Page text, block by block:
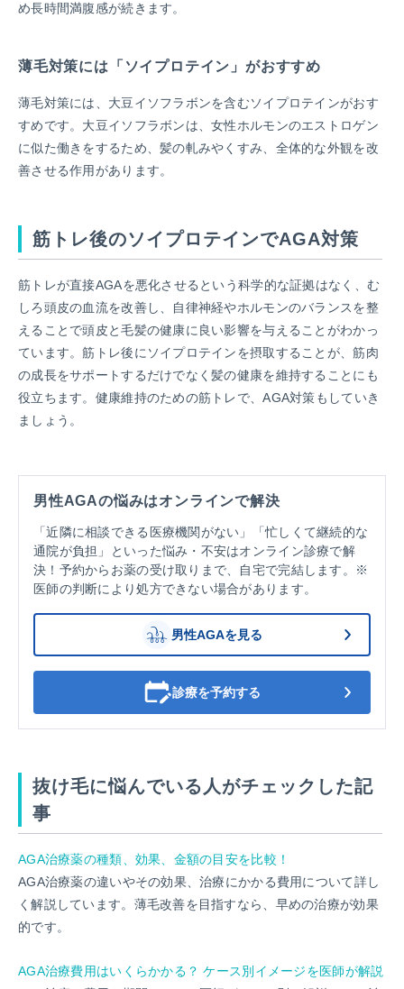
め長時間満腹感が続きます。
薄毛対策には「ソイプロテイン」がおすすめ
薄毛対策には、大豆イソフラボンを含むソイプロテインがおす
すめです。大豆イソフラボンは、女性ホルモンのエストロゲン
に似た働きをするため、髪の軋みやくすみ、全体的な外観を改
善させる作用があります。
筋トレ後のソイプロテインでAGA対策
筋トレが直接AGAを悪化させるという科学的な証拠はなく、む
しろ頭皮の血流を改善し、自律神経やホルモンのバランスを整
えることで頭皮と毛髪の健康に良い影響を与えることがわかっ
ています。筋トレ後にソイプロテインを摂取することが、筋肉
の成長をサポートするだけでなく髪の健康を維持することにも
役立ちます。健康維持のための筋トレで、AGA対策もしていき
ましょう。
男性AGAの悩みはオンラインで解決
「近隣に相談できる医療機関がない」「忙しくて継続的な
通院が負担」といった悩み・不安はオンライン診療で解
決！予約からお薬の受け取りまで、自宅で完結します。※
医師の判断により処方できない場合があります。
男性AGAを見る
診療を予約する
抜け毛に悩んでいる人がチェックした記
事
AGA治療薬の種類、効果、金額の目安を比較！
AGA治療薬の違いやその効果、治療にかかる費用について詳し
く解説しています。薄毛改善を目指すなら、早めの治療が効果
的です。
AGA治療費用はいくらかかる？ ケース別イメージを医師が解説